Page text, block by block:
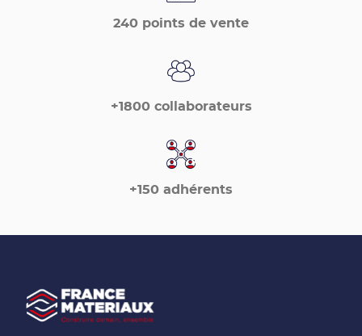
240 points de vente
+1800 collaborateurs
+150 adhérents